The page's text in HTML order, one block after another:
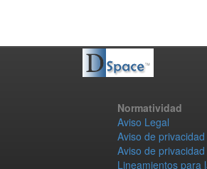
Normatividad
Aviso Legal
Aviso de
Aviso de privacidad
Lineamientos para